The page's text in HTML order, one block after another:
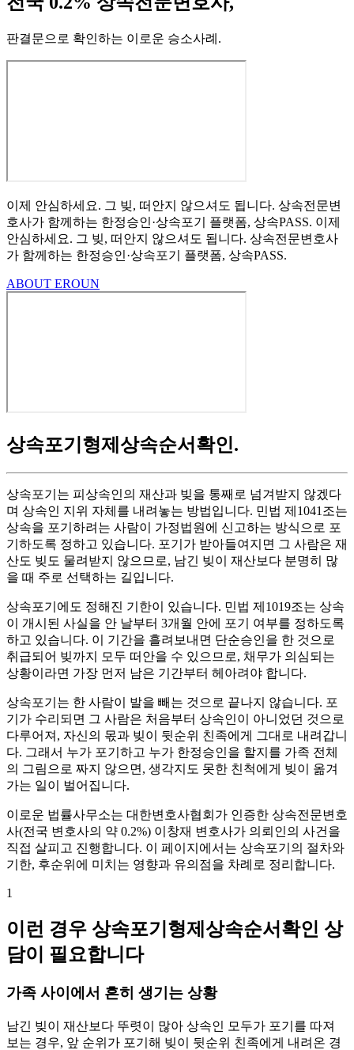
판결문으로 확인하는 이로운 승소사례 .
이제 안심하세요. 그 빚, 떠안지 않으셔도 됩니다. 상속전문변
호사가 함께하는 한정승인·상속포기 플랫폼, 상속PASS. 이제
안심하세요. 그 빚, 떠안지 않으셔도 됩니다. 상속전문변호사
가 함께하는 한정승인·상속포기 플랫폼, 상속PASS.
ABOUT EROUN
상속포기형제상속순서확인.
상속포기는 피상속인의 재산과 빚을 통째로 넘겨받지 않겠다
며 상속인 지위 자체를 내려놓는 방법입니다. 민법 제1041조는
상속을 포기하려는 사람이 가정법원에 신고하는 방식으로 포
기하도록 정하고 있습니다. 포기가 받아들여지면 그 사람은 재
산도 빚도 물려받지 않으므로, 남긴 빚이 재산보다 분명히 많
을 때 주로 선택하는 길입니다.
상속포기에도 정해진 기한이 있습니다. 민법 제1019조는 상속
이 개시된 사실을 안 날부터 3개월 안에 포기 여부를 정하도록
하고 있습니다. 이 기간을 흘려보내면 단순승인을 한 것으로
취급되어 빚까지 모두 떠안을 수 있으므로, 채무가 의심되는
상황이라면 가장 먼저 남은 기간부터 헤아려야 합니다.
상속포기는 한 사람이 발을 빼는 것으로 끝나지 않습니다. 포
기가 수리되면 그 사람은 처음부터 상속인이 아니었던 것으로
다루어져, 자신의 몫과 빚이 뒷순위 친족에게 그대로 내려갑니
다. 그래서 누가 포기하고 누가 한정승인을 할지를 가족 전체
의 그림으로 짜지 않으면, 생각지도 못한 친척에게 빚이 옮겨
가는 일이 벌어집니다.
이로운 법률사무소는 대한변호사협회가 인증한 상속전문변호
사(전국 변호사의 약 0.2%) 이창재 변호사가 의뢰인의 사건을
직접 살피고 진행합니다. 이 페이지에서는 상속포기의 절차와
기한, 후순위에 미치는 영향과 유의점을 차례로 정리합니다.
1
이런 경우 상속포기형제상속순서확인 상
담이 필요합니다
가족 사이에서 흔히 생기는 상황
남긴 빚이 재산보다 뚜렷이 많아 상속인 모두가 포기를 따져
보는 경우, 앞 순위가 포기해 빚이 뒷순위 친족에게 내려온 경